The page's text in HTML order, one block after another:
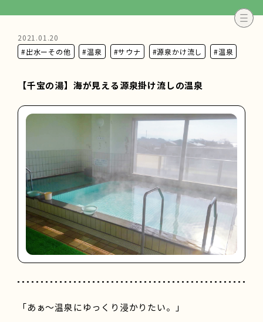
2021.01.20
#出水ーその他
#温泉 #サウナ #源泉かけ流し #温泉
【千宝の湯】海が見える源泉掛け流しの温泉
「あぁ～温泉にゆっくり浸かりたい。」